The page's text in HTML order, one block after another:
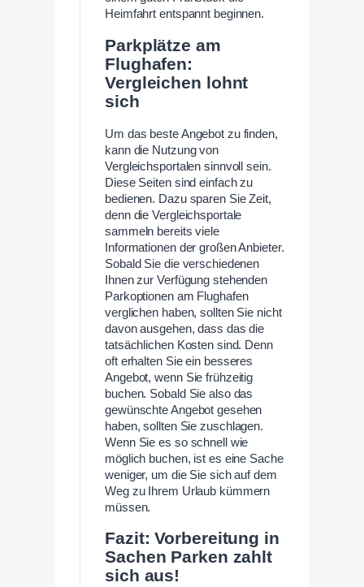
Heimfahrt entspannt beginnen.
Parkplätze am
Flughafen:
Vergleichen lohnt
sich
Um das beste Angebot zu finden,
kann die Nutzung von
Vergleichsportalen sinnvoll sein.
Diese Seiten sind einfach zu
bedienen. Dazu sparen Sie Zeit,
denn die Vergleichsportale
sammeln bereits viele
Informationen der großen Anbieter.
Sobald Sie die verschiedenen
Ihnen zur Verfügung stehenden
Parkoptionen am Flughafen
verglichen haben, sollten Sie nicht
davon ausgehen, dass das die
tatsächlichen Kosten sind. Denn
oft erhalten Sie ein besseres
Angebot, wenn Sie frühzeitig
buchen. Sobald Sie also das
gewünschte Angebot gesehen
haben, sollten Sie zuschlagen.
Wenn Sie es so schnell wie
möglich buchen, ist es eine Sache
weniger, um die Sie sich auf dem
Weg zu Ihrem Urlaub kümmern
müssen.
Fazit: Vorbereitung in
Sachen Parken zahlt
sich aus!